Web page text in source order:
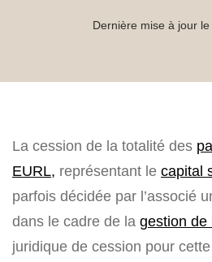
Dernière mise à jour
La cession de la totalité des
EURL, représentant le capital
parfois décidée par l’associé
dans le cadre de la gestion de
juridique de cession pour cette